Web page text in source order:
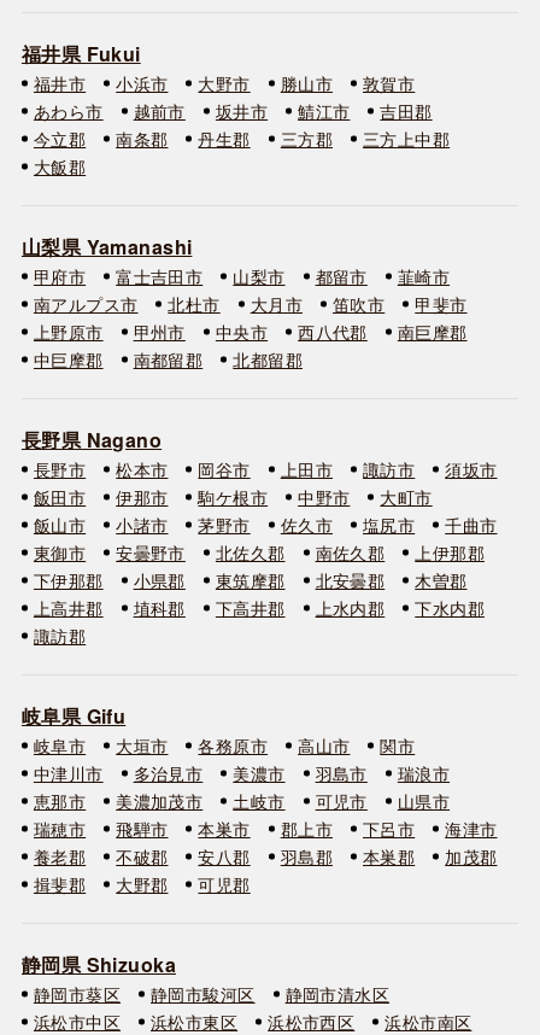
福井県 Fukui
福井市 小浜市 大野市 勝山市
敦賀市
あわら市
越前市 坂井市 鯖江市
吉田郡
今立郡
南条郡 丹生郡 三方郡
三方上中郡
大飯郡
山梨県 Yamanashi
甲府市 富士吉田市 山梨市 都留市
韮崎市
南アルプス市
北杜市 大月市 笛吹市
甲斐市
上野原市
甲州市 中央市 西八代郡
南巨摩郡
中巨摩郡
南都留郡 北都留郡
長野県 Nagano
長野市 松本市 岡谷市 上田市 諏訪市
須坂市
飯田市
伊那市 駒ケ根市 中野市
大町市
飯山市
小諸市 茅野市 佐久市 塩尻市
千曲市
東御市
安曇野市 北佐久郡 南佐久郡
上伊那郡
下伊那郡
小県郡 東筑摩郡 北安曇郡
木曽郡
上高井郡
埴科郡 下高井郡 上水内郡
下水内郡
諏訪郡
岐阜県 Gifu
岐阜市 大垣市 各務原市 高山市
関市
中津川市
多治見市 美濃市 羽島市
瑞浪市
恵那市
美濃加茂市 土岐市 可児市
山県市
瑞穂市
飛騨市 本巣市 郡上市 下呂市
海津市
養老郡
不破郡 安八郡 羽島郡 本巣郡
加茂郡
揖斐郡
大野郡 可児郡
静岡県 Shizuoka
静岡市葵区 静岡市駿河区
静岡市清水区
浜松市中区
浜松市東区 浜松市西区
浜松市南区